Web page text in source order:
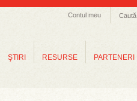
Caută
Contul meu
ŞTIRI RESURSE PARTENERI